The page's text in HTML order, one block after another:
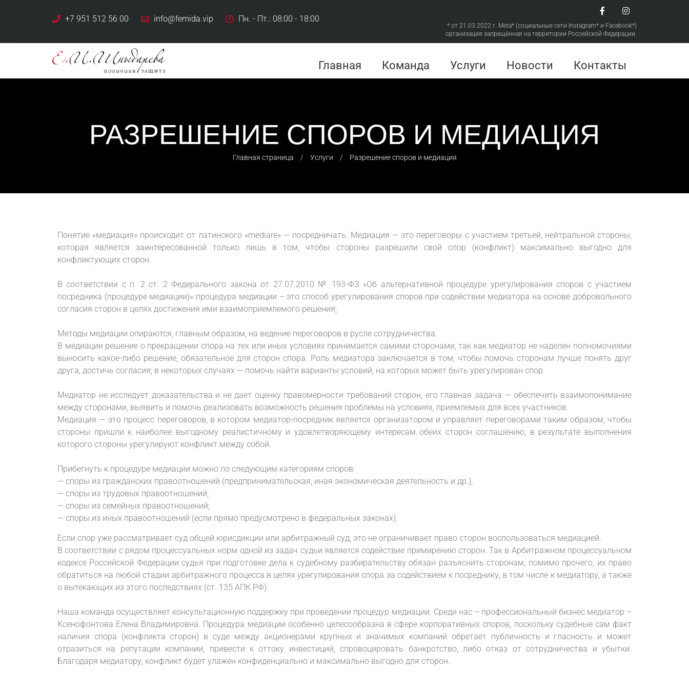
+7 951 512 56 00 info@femida.vip Пн. - Пт.: 08:00 - 18:00
* от 21.03.2022 г. Meta* (социальные сети Instagram* и Facebook*)
организация запрещённая на территории Российской Федерации.
Главная Команда Услуги Новости Контакты
РАЗРЕШЕНИЕ СПОРОВ И МЕДИАЦИЯ
Главная страница ⠀/⠀ Услуги ⠀/⠀ Разрешение споров и медиация
Понятие «медиация» происходит от латинского «mediare» — посредничать. Медиация — это переговоры с участием третьей, нейтральной стороны,
которая является заинтересованной только лишь в том, чтобы стороны разрешили свой спор (конфликт) максимально выгодно для
конфликтующих сторон.
В соответствии с п. 2 ст. 2 Федерального закона от 27.07.2010 № 193-ФЗ «Об альтернативной процедуре урегулирования споров с участием
посредника (процедуре медиации)» процедура медиации – это способ урегулирования споров при содействии медиатора на основе добровольного
согласия сторон в целях достижения ими взаимоприемлемого решения;
Методы медиации опираются, главным образом, на ведение переговоров в русле сотрудничества.
В медиации решение о прекращении спора на тех или иных условиях принимается самими сторонами, так как медиатор не наделен полномочиями
выносить какое-либо решение, обязательное для сторон спора. Роль медиатора заключается в том, чтобы помочь сторонам лучше понять друг
друга, достичь согласия; в некоторых случаях — помочь найти варианты условий, на которых может быть урегулирован спор.
Медиатор не исследует доказательства и не дает оценку правомерности требований сторон, его главная задача — обеспечить взаимопонимание
между сторонами, выявить и помочь реализовать возможность решения проблемы на условиях, приемлемых для всех участников.
Медиация — это процесс переговоров, в котором медиатор-посредник является организатором и управляет переговорами таким образом, чтобы
стороны пришли к наиболее выгодному реалистичному и удовлетворяющему интересам обеих сторон соглашению, в результате выполнения
которого стороны урегулируют конфликт между собой.
Прибегнуть к процедуре медиации можно по следующим категориям споров:
— споры из гражданских правоотношений (предпринимательская, иная экономическая деятельность и др.);
— споры из трудовых правоотношений;
— споры из семейных правоотношений;
— споры из иных правоотношений (если прямо предусмотрено в федеральных законах).
Если спор уже рассматривает суд общей юрисдикции или арбитражный суд, это не ограничивает право сторон воспользоваться медиацией.
В соответствии с рядом процессуальных норм одной из задач судьи является содействие примирению сторон. Так в Арбитражном процессуальном
кодексе Российской Федерации судья при подготовке дела к судебному разбирательству обязан разъяснить сторонам, помимо прочего, их право
обратиться на любой стадии арбитражного процесса в целях урегулирования спора за содействием к посреднику, в том числе к медиатору, а также
о вытекающих из этого последствиях (ст. 135 АПК РФ).
Наша команда осуществляет консультационную поддержку при проведении процедур медиации. Среди нас – профессиональный бизнес медиатор –
Ксенофонтова Елена Владимировна. Процедура медиации особенно целесообразна в сфере корпоративных споров, поскольку судебные сам факт
наличия спора (конфликта сторон) в суде между акционерами крупных и значимых компаний обретает публичность и гласность и может
отразиться на репутации компании, привести к оттоку инвестиций, спровоцировать банкротство, либо отказ от сотрудничества и убытки.
Благодаря медиатору, конфликт будет улажен конфиденциально и максимально выгодно для сторон.